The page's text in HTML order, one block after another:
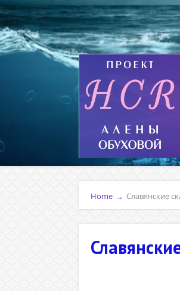
Home → Славянские